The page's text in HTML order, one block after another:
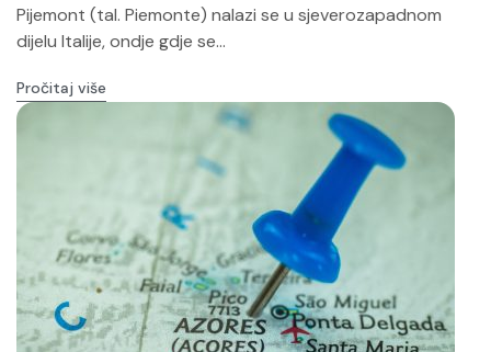
Pijemont (tal. Piemonte) nalazi se u sjeverozapadnom
dijelu Italije, ondje gdje se...
Pročitaj više